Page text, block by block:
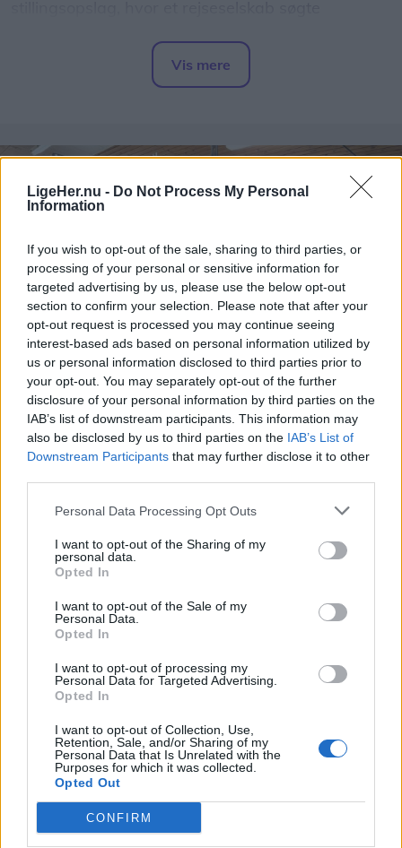
LigeHer.nu - Do Not Process My Personal
Information
If you wish to opt-out of the sale, sharing to third parties, or
processing of your personal or sensitive information for
targeted advertising by us, please use the below opt-out
section to confirm your selection. Please note that after your
opt-out request is processed you may continue seeing
interest-based ads based on personal information utilized by
us or personal information disclosed to third parties prior to
your opt-out. You may separately opt-out of the further
disclosure of your personal information by third parties on the
IAB’s list of downstream participants. This information may
also be disclosed by us to third parties on the IAB’s List of
Downstream Participants that may further disclose it to other
Personal Data Processing Opt Outs
I want to opt-out of the Sharing of my
personal data.
Opted In
I want to opt-out of the Sale of my
Personal Data.
Opted In
I want to opt-out of processing my
Personal Data for Targeted Advertising.
Opted In
I want to opt-out of Collection, Use,
Retention, Sale, and/or Sharing of my
Personal Data that Is Unrelated with the
Purposes for which it was collected.
Opted Out
CONFIRM
Der var brug for guider og matroser, og selvom
han ingen erfaring havde på de områder, syntes
han, det lød spændende, og sendte en ansøgning
afsted. Han fik jobbet.
- Da jeg rejste fra Ilulissat 1. august 2025, aftalte
jeg med min leder, at jeg var klar til endnu en tørn
i 2026, og hvis der var brug for en kvindelig
multifunktionsmedarbejder, kendte jeg en
påtage sig en guidefunktion. Min kone, Solveig, er
nemlig også betaget af øen, og hun blev heldigvis
også ansat, så vi sammen kunne drage til
Grønland. Hun skulle bestride en funktion som
er netop hjemvendt efter to fantastiske måneder i
Grønland. Det land, der har givet os begge så
mange oplevelser, fortæller Ulrik og fortsætter:
- Solveig havde bl.a. ansvaret for modtagelsen og
det praktiske i forbindelse med de grupperejser,
der ankom til Ilulissat. Afhentning af gæster i
Vis mere
Plejecenter kan fejre et halvt
århundrede
Jørgen Ingvardsen
Følg os på Discover
DRONNINGLUND: Det er er netop i disse dage 50
år siden, det spritnye og meget moderne
plejecenter Margrethelund i Dronninglund blev
indviet og taget i brug.
Det var en stor begivenhed i den daværende
Dronninglund Kommune og naturligvis en